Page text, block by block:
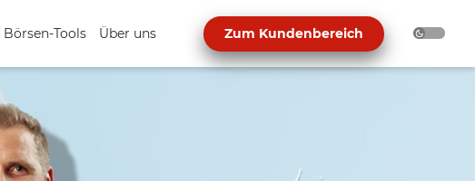
Börsen-Tools Über uns Zum Kundenbereich